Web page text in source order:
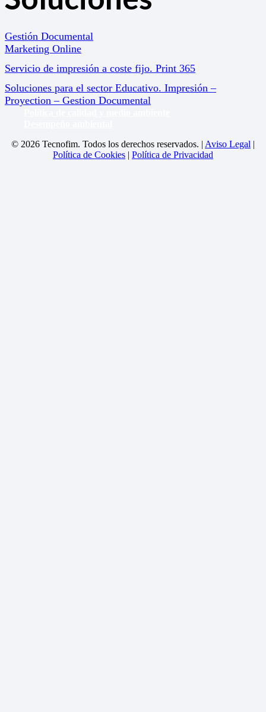
Gestión Documental
Marketing Online
Servicio de impresión a coste fijo. Print 365
Soluciones para el sector Educativo. Impresión –
Proyection – Gestion Documental
© 2026 Tecnofim. Todos los derechos reservados. | Aviso Legal |
Política de Cookies | Política de Privacidad